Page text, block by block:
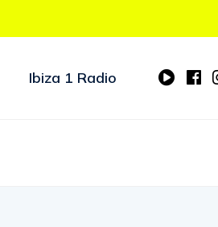
Ibiza 1 Radio